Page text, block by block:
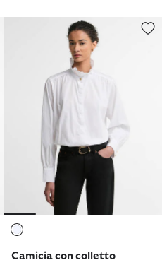
Camicia con colletto arricciato
Camicia con colletto